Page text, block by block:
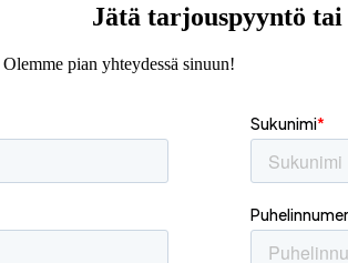
Jätä tarjouspyyntö tai
pian yhteydessä sinuun!